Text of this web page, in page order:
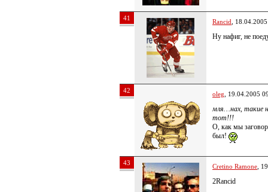
41 Rancid ,
Ну нафиг, не
42 oleg , 19.04.2005
мля…нах, такие
тот!!!
О, как мы
был!
43 Cretino Ramone ,
2Rancid